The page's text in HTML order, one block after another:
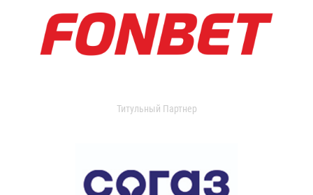
Титульный Партнер